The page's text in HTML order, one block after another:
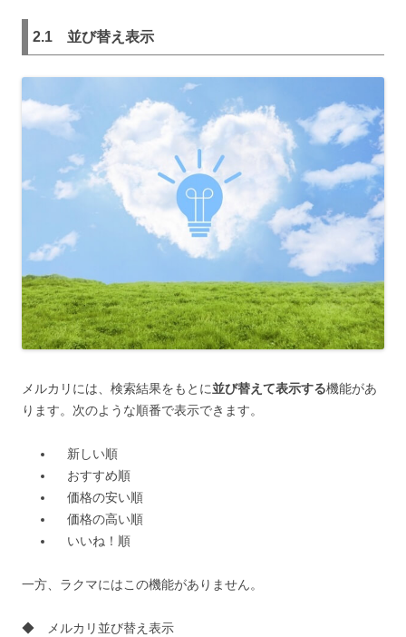
2.1 並び替え表示
メルカリには、検索結果をもとに並び替えて表示する機能があ
ります。次のような順番で表示できます。
新しい順
おすすめ順
価格の安い順
価格の高い順
いいね！順
一方、ラクマにはこの機能がありません。
◆ メルカリ並び替え表示